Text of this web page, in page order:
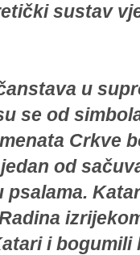
sustav
u
se od
Crkve
od
i